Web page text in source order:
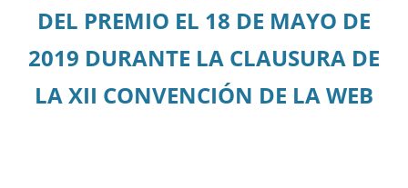
DEL PREMIO EL 18 DE MAYO DE
2019 DURANTE LA CLAUSURA DE
LA XII CONVENCIÓN DE LA WEB